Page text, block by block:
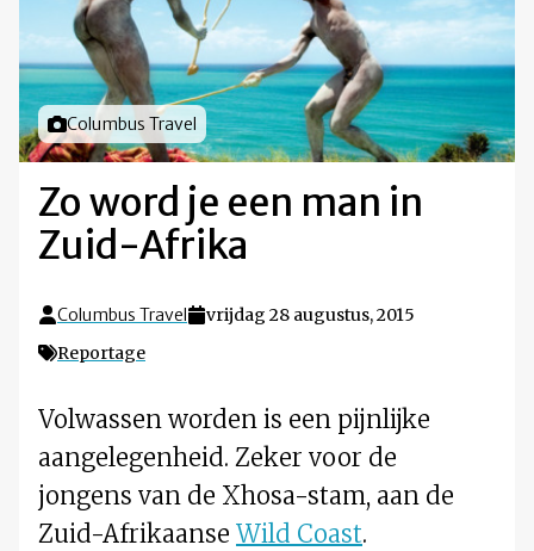
Foto door
Columbus Travel
Zo word je een man in
Zuid-Afrika
Columbus Travel
vrijdag 28 augustus, 2015
Reportage
Volwassen worden is een pijnlijke
aangelegenheid. Zeker voor de
jongens van de Xhosa-stam, aan de
Zuid-Afrikaanse Wild Coast.